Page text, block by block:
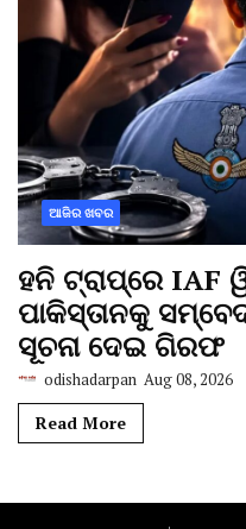
ଆଜିର ଖବର
ହନି ଟ୍ରାପ୍‌ରେ IAF
ପାକିସ୍ତାନକୁ
ସୂଚନା ଦେଇ ଗିରଫ
odishadarpan Aug 08, 2026
Read More